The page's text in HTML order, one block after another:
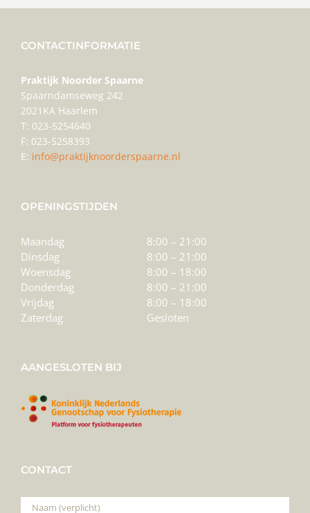
CONTACTINFORMATIE
Praktijk Noorder Spaarne
Spaarndamseweg 242
2021KA Haarlem
T: 023-5254640
F: 023-5258393
E: info@praktijknoorderspaarne.nl
OPENINGSTIJDEN
Maandag
8:00 – 21:00
Dinsdag
8:00 – 21:00
Woensdag
8:00 – 18:00
Donderdag
8:00 – 21:00
Vrijdag
8:00 – 18:00
Zaterdag
Gesloten
AANGESLOTEN BIJ
CONTACT